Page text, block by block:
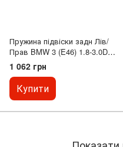
Пружина підвіски задн Лів/
Прав BMW 3 (E46) 1.8-3.0D
06.99-12.07
1 062 грн
Купити